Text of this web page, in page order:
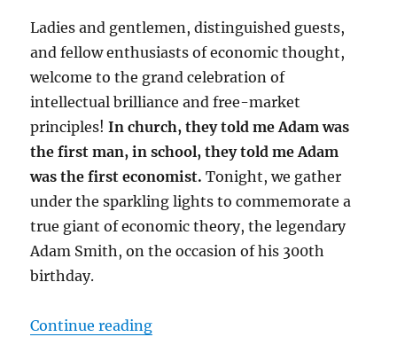
Ladies and gentlemen, distinguished guests,
and fellow enthusiasts of economic thought,
welcome to the grand celebration of
intellectual brilliance and free-market
principles!In church, they told me Adam was
the first man, in school, they told me Adam
was the first economist. Tonight, we gather
under the sparkling lights to commemorate a
true giant of economic theory, the legendary
Adam Smith, on the occasion of his 300th
birthday.
Continue reading“My remarks at Adam Smith’s